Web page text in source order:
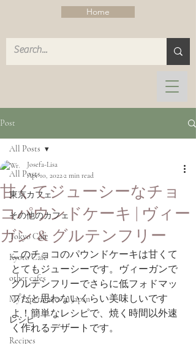
Home
Post
All Posts
東京カフェ
その他のカフェ
Tokyo Cafe
Kyoto Cafe
other cafes
My experiences in Japan
レシピ
Recipes
All Posts
甘くてジューシーなチョ
コパウンドケーキ | ヴィー
ガン & グルテンフリー
Josefa-Lisa
Apr 10, 20222 min read
このチョコのパウンドケーキは甘くて
とてもジューシーです。ヴィーガンで
グルテンフリーでさらに低フォドマッ
プだと思わないくらい美味しいです
よ！簡単なレシピで、焼く時間以外速
く作れるデザートです。